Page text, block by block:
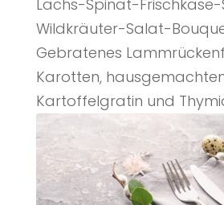
Lachs-Spinat-
Wildkräuter-Salat-
Gebratenes
Karotten,
Kartoffelgratin und